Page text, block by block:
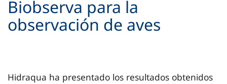
Biobserva para la
observación de aves
Hidraqua ha presentado los resultados obtenidos